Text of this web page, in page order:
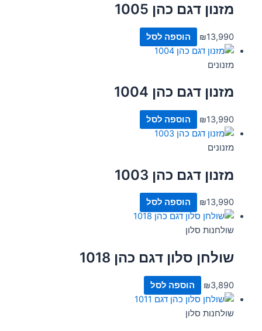
מזנון דגם כהן 1005
₪13,990 הוספה לסל
מזנונים
מזנון דגם כהן 1004
₪13,990 הוספה לסל
מזנונים
מזנון דגם כהן 1003
₪13,990 הוספה לסל
שולחנות סלון
שולחן סלון דגם כהן 1018
₪3,890 הוספה לסל
שולחנות סלון